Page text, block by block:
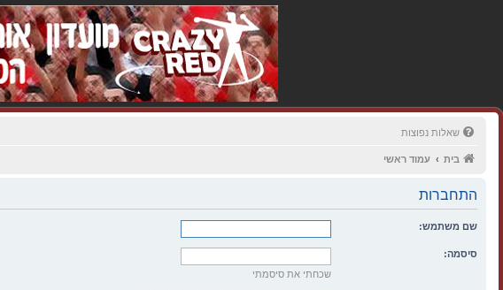
שאלות נפוצות
בית עמוד ראשי
התחברות
שם משתמש:
סיסמה:
שכחתי את סיסמתי